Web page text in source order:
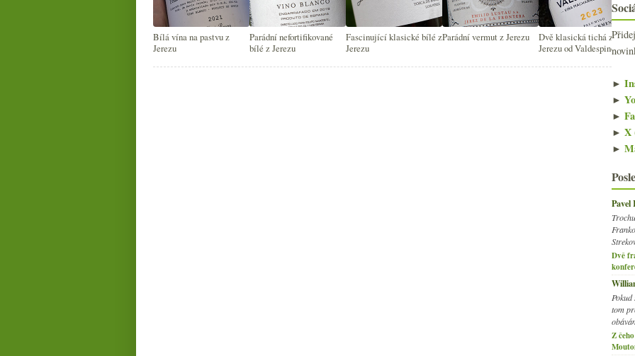
Bílá vína na pastvu z
Jerezu
Parádní nefortifikované
bílé z Jerezu
Fascinující klasické bílé z
Jerezu
Parádní vermut z Jerezu
Dvě klasická tichá z
Jerezu od Valdespino
►
►
►
►
►
►
►
►
► X
►
Pavel
Dvě
tom
Z